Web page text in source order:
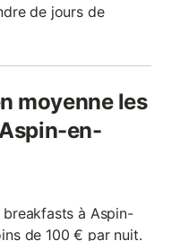
de jours de
moyenne les
en-
à Aspin-
de 100 € par nuit.